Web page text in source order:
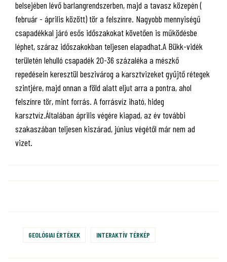
belsejében lévő barlangrendszerben, majd a tavasz közepén (
február - április között) tör a felszínre. Nagyobb mennyiségű
csapadékkal járó esős időszakokat követően is működésbe
léphet, száraz időszakokban teljesen elapadhat.A Bükk-vidék
területén lehulló csapadék 20-36 százaléka a mészkő
repedésein keresztül beszivárog a karsztvizeket gyűjtő rétegek
szintjére, majd onnan a föld alatt eljut arra a pontra, ahol
felszínre tör, mint forrás. A forrásvíz iható, hideg
karsztvíz.Általában április végére kiapad, az év további
szakaszában teljesen kiszárad, június végétől már nem ad
vizet.
GEOLÓGIAI ÉRTÉKEK INTERAKTÍV TÉRKÉP